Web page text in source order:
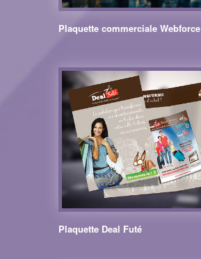
Plaquette commerciale Webforce
Plaquette Deal Futé